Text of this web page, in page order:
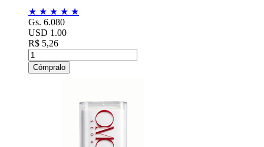
★ ★ ★ ★ ★
Gs. 6.080
USD 1.00
R$ 5,26
Cómpralo